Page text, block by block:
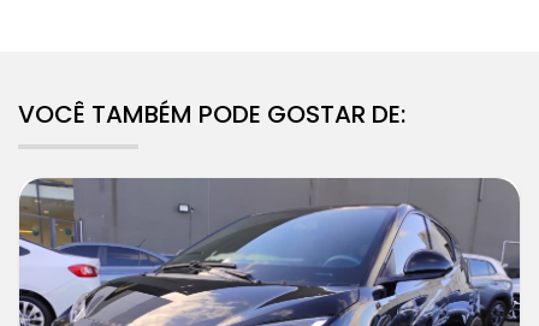
VOCÊ TAMBÉM PODE GOSTAR DE: